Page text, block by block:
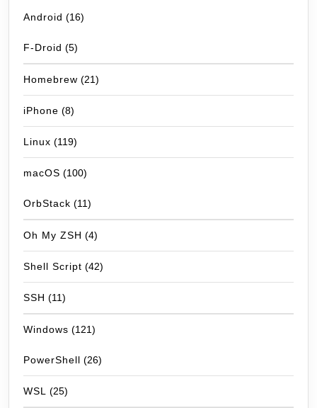
Android (16)
F-Droid (5)
Homebrew (21)
iPhone (8)
Linux (119)
macOS (100)
OrbStack (11)
Oh My ZSH (4)
Shell Script (42)
SSH (11)
Windows (121)
PowerShell (26)
WSL (25)